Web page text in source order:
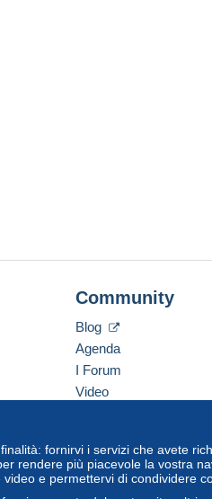
fornirvi i servizi che avete
rendere più piacevole la vostra
e permettervi di condividere
Community
Blog
Agenda
I Forum
Video
Vevay Versione standard